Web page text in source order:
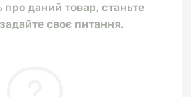
даний товар, станьте
своє питання.